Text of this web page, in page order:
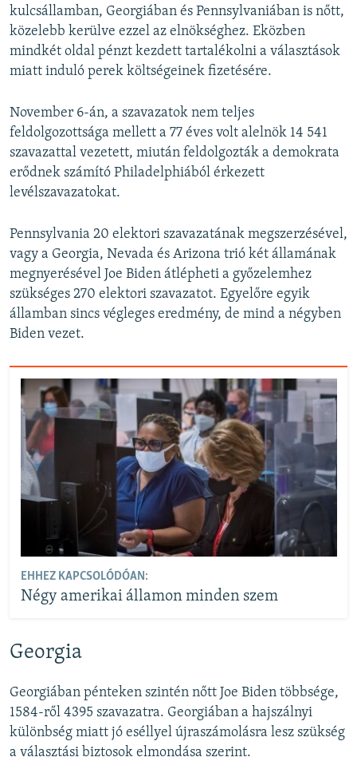
kulcsállamban, Georgiában és Pennsylvaniában is nőtt,
közelebb kerülve ezzel az elnökséghez. Eközben
mindkét oldal pénzt kezdett tartalékolni a választások
miatt induló perek költségeinek fizetésére.
November 6-án, a szavazatok nem teljes
feldolgozottsága mellett a 77 éves volt alelnök 14 541
szavazattal vezetett, miután feldolgozták a demokrata
erődnek számító Philadelphiából érkezett
levélszavazatokat.
Pennsylvania 20 elektori szavazatának megszerzésével,
vagy a Georgia, Nevada és Arizona trió két államának
megnyerésével Joe Biden átlépheti a győzelemhez
szükséges 270 elektori szavazatot. Egyelőre egyik
államban sincs végleges eredmény, de mind a négyben
Biden vezet.
EHHEZ KAPCSOLÓDÓAN:
Négy amerikai államon minden szem
Georgia
Georgiában pénteken szintén nőtt Joe Biden többsége,
1584-ről 4395 szavazatra. Georgiában a hajszálnyi
különbség miatt jó eséllyel újraszámolásra lesz szükség
a választási biztosok elmondása szerint.